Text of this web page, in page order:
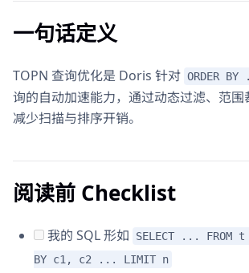
一句话定义
TOPN 查询优化是 Doris 针对 ORDER
询的自动加速能力，通过动态过滤、范
减少扫描与排序开销。
阅读前 Checklist
我的 SQL 形如
SELECT ... FROM t
BY c1, c2 ... LIMIT n